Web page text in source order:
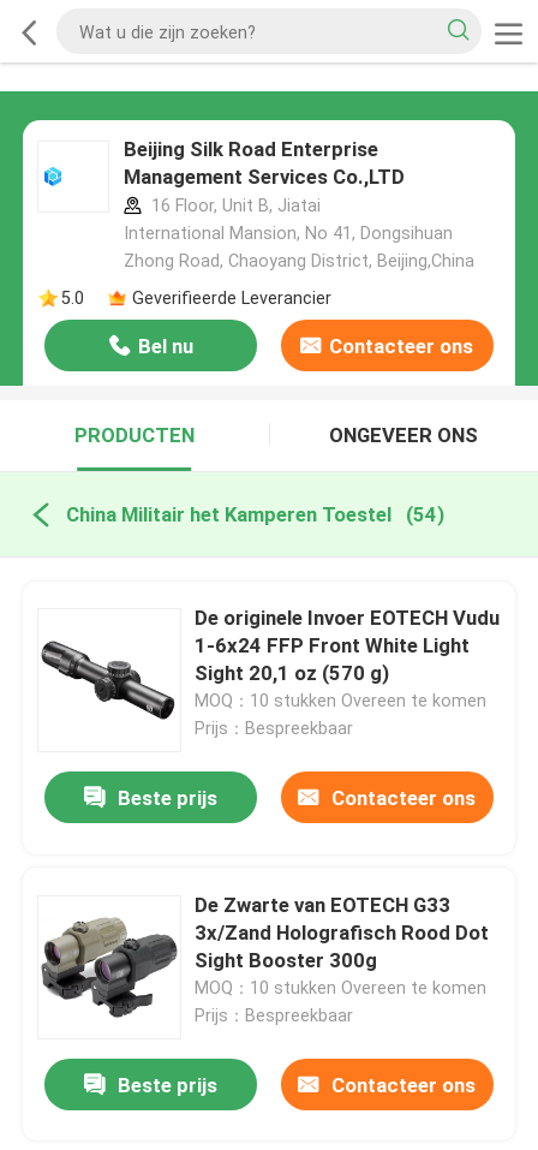
Beijing Silk Road Enterprise
Management Services Co.,LTD
16 Floor, Unit B, Jiatai
International Mansion, No 41, Dongsihuan
Zhong Road, Chaoyang District, Beijing,China
5.0
Geverifieerde Leverancier
Bel nu Contacteer ons
PRODUCTEN ONGEVEER ONS
China Militair het Kamperen Toestel (54)
De originele Invoer EOTECH Vudu
1-6x24 FFP Front White Light
Sight 20,1 oz (570 g)
MOQ：10 stukken Overeen te komen
Prijs：Bespreekbaar
Beste prijs Contacteer ons
De Zwarte van EOTECH G33
3x/Zand Holografisch Rood Dot
Sight Booster 300g
MOQ：10 stukken Overeen te komen
Prijs：Bespreekbaar
Beste prijs Contacteer ons